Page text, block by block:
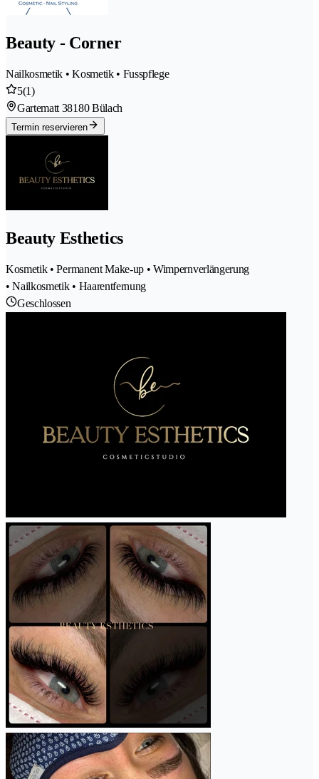
Beauty - Corner
Nailkosmetik • Kosmetik • Fusspflege
5(1)
Gartematt 38180 Bülach
Termin reservieren
Beauty Esthetics
Kosmetik • Permanent Make-up • Wimpernverlängerung
• Nailkosmetik • Haarentfernung
Geschlossen